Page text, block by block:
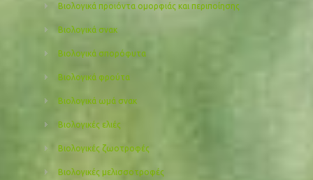
Βιολογικά προιόντα ομορφιάς και περιποίησης
Βιολογικά σνακ
Βιολογικά σπορόφυτα
Βιολογικά φρούτα
Βιολογικά ωμά σνακ
Βιολογικές ελιές
Βιολογικές ζωοτροφές
Βιολογικές μελισσοτροφές